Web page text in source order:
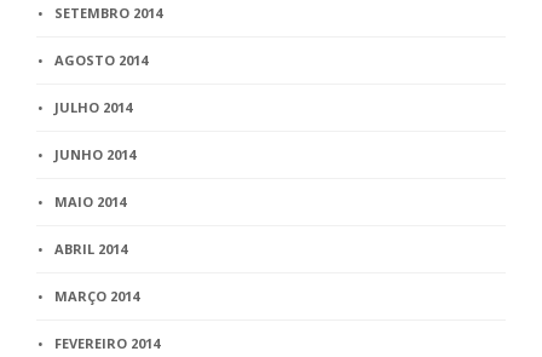
SETEMBRO 2014
AGOSTO 2014
JULHO 2014
JUNHO 2014
MAIO 2014
ABRIL 2014
MARÇO 2014
FEVEREIRO 2014